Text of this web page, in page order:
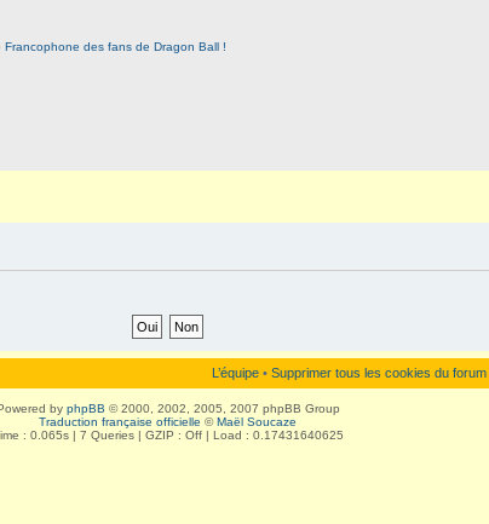
L’équipe • Supprimer tous les cookies du forum
by phpBB © 2000, 2002, 2005, 2007 phpBB Group
Traduction française officielle ©Maël Soucaze
: 0.065s | 7 Queries | GZIP : Off | Load : 0.17431640625